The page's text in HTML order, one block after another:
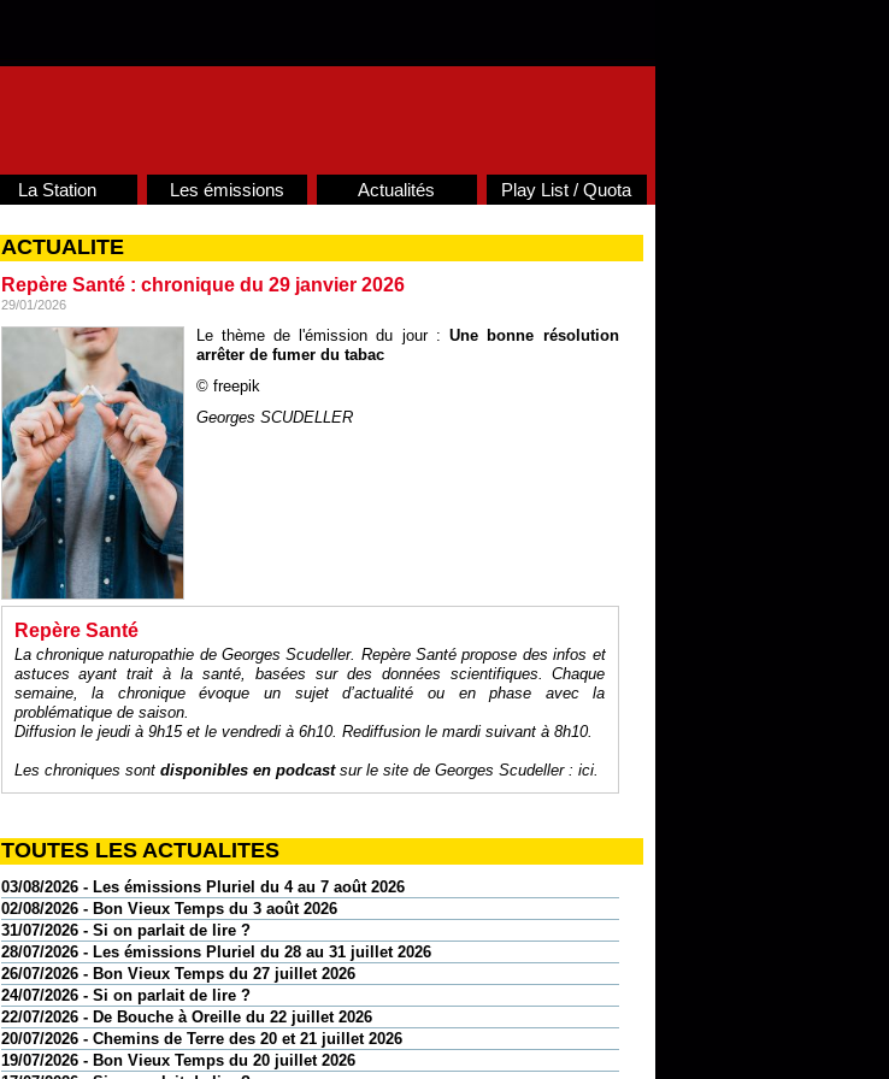
La Station Les émissions Actualités Play List / Quota
ACTUALITE
Repère Santé : chronique du 29 janvier 2026
29/01/2026
Le thème de l'émission du jour :Une bonne résolution
arrêter de fumer du tabac
© freepik
Georges SCUDELLER
Repère Santé
La chronique naturopathie de Georges Scudeller. Repère Santé propose des infos et
astuces ayant trait à la santé, basées sur des données scientifiques. Chaque
semaine, la chronique évoque un sujet d’actualité ou en phase avec la
problématique de saison.
Diffusion le jeudi à 9h15 et le vendredi à 6h10. Rediffusion le mardi suivant à 8h10.
Les chroniques sont disponibles en podcastsur le site de Georges Scudeller : ici.
TOUTES LES ACTUALITES
03/08/2026 - Les émissions Pluriel du 4 au 7 août 2026
02/08/2026 - Bon Vieux Temps du 3 août 2026
31/07/2026 - Si on parlait de lire ?
28/07/2026 - Les émissions Pluriel du 28 au 31 juillet 2026
26/07/2026 - Bon Vieux Temps du 27 juillet 2026
24/07/2026 - Si on parlait de lire ?
22/07/2026 - De Bouche à Oreille du 22 juillet 2026
20/07/2026 - Chemins de Terre des 20 et 21 juillet 2026
19/07/2026 - Bon Vieux Temps du 20 juillet 2026